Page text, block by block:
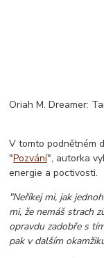
Oriah M. Dreamer:
V tomto podnětném
"Pozvání", autorka
energie a poctivosti.
"Neříkej mi, jak
mi, že nemáš strach
opravdu zadobře s
pak v dalším